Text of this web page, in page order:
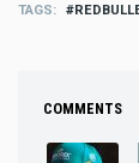
TAGS
COMMENTS